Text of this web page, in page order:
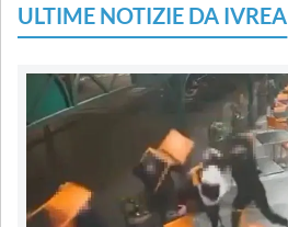
ULTIME NOTIZIE DA IVREA